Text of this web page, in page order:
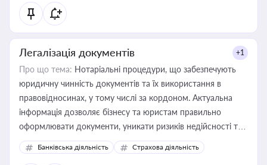
статусу суб'єктів оціночної діяльності
Легалізація документів +1
Про що тема: Нотаріальні процедури, що забезпечують
юридичну чинність документів та їх використання в
правовідносинах, у тому числі за кордоном. Актуальна
інформація дозволяє бізнесу та юристам правильно
оформлювати документи, уникати ризиків недійсності та
забезпечувати їх належне прийняття органами влади та
контрагентами
Банківська діяльність Страхова діяльність